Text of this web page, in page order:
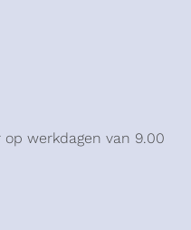
op werkdagen van 9.00